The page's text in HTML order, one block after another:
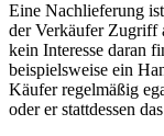
Eine Nachlieferung
der Verkäufer Zugriff
kein Interesse daran
beispielsweise ein
Käufer regelmäßig
oder er stattdessen